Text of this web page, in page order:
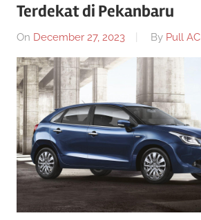
Terdekat di Pekanbaru
On December 27, 2023 By Pull AC